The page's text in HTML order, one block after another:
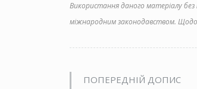
Використання даного матеріалу без
міжнародним законодавством.
ПОПЕРЕДНІЙ ДОПИС